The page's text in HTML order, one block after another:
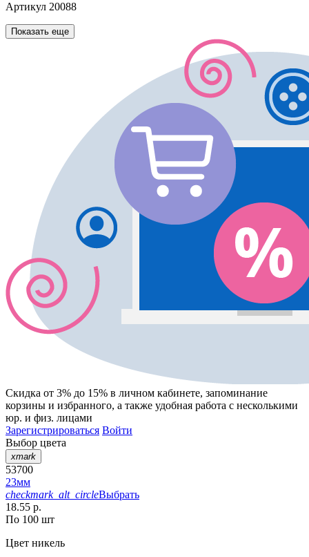
Артикул 20088
Показать еще
Скидка от 3% до 15% в личном кабинете, запоминание
корзины и избранного, а также удобная работа с несколькими
юр. и физ. лицами
Зарегистрироваться Войти
Выбор цвета
xmark
53700
23мм
checkmark_alt_circleВыбрать
18.55 р.
По 100 шт
Цвет никель